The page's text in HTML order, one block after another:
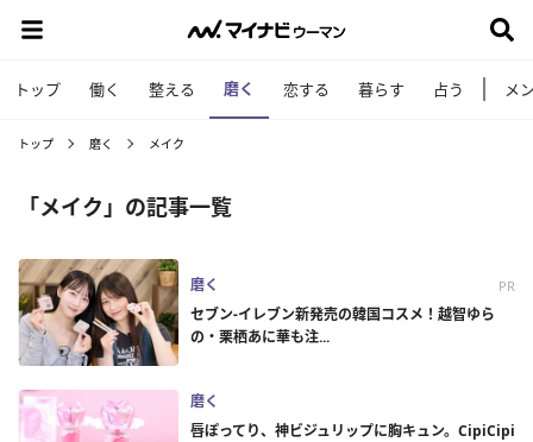
トップ 働く 整える 磨く 恋する 暮らす 占う メ
トップ 磨く メイク
「メイク」の記事一覧
磨く PR
セブン-イレブン新発売の韓国コスメ！越智ゆら
の・栗栖あに華も注...
磨く
唇ぽってり、神ビジュリップに胸キュン。CipiCipi